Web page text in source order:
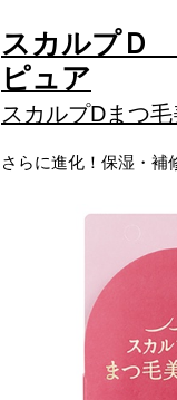
スカルプＤ
ピュア
スカルプDまつ
さらに進化！保湿・補